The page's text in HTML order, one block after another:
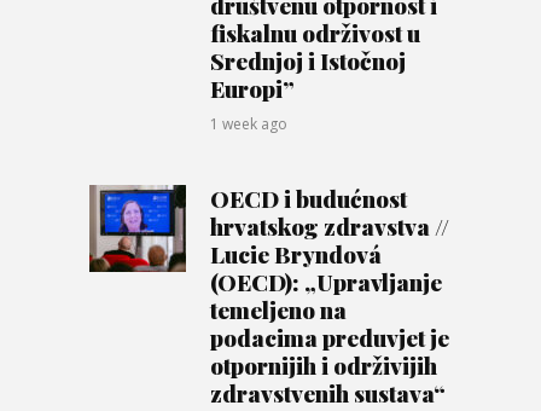
fiskalnu održivost u
Srednjoj i Istočnoj
Europi”
1 week ago
OECD i budućnost
hrvatskog zdravstva //
Lucie Bryndová
(OECD): „Upravljanje
temeljeno na
podacima preduvjet je
otpornijih i održivijih
zdravstvenih sustava“